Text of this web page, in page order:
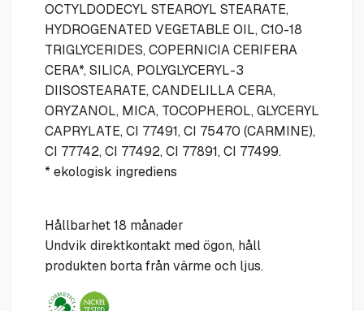
OCTYLDODECYL STEAROYL STEARATE,
HYDROGENATED VEGETABLE OIL, C10-18
TRIGLYCERIDES, COPERNICIA CERIFERA
CERA*, SILICA, POLYGLYCERYL-3
DIISOSTEARATE, CANDELILLA CERA,
ORYZANOL, MICA, TOCOPHEROL, GLYCERYL
CAPRYLATE, CI 77491, CI 75470 (CARMINE),
CI 77742, CI 77492, CI 77891, CI 77499.
* ekologisk ingrediens
Hållbarhet 18 månader
Undvik direktkontakt med ögon, håll
produkten borta från värme och ljus.